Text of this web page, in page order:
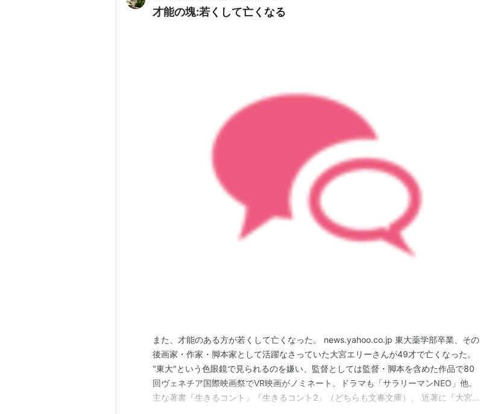
才能の塊:若くして亡くなる
また、才能のある方が若くして亡くなった。 news.yahoo.co.jp 東大薬学部卒業、その
後画家・作家・脚本家として活躍なさっていた大宮エリーさんが49才で亡くなった。
"東大"という色眼鏡で見られるのを嫌い、監督としては監督・脚本を含めた作品で80
回ヴェネチア国際映画祭でVR映画がノミネート。ドラマも「サラリーマンNEO」他。
主な著書『生きるコント』『生きるコント2』（どちらも文春文庫）。 近著に『大宮エ